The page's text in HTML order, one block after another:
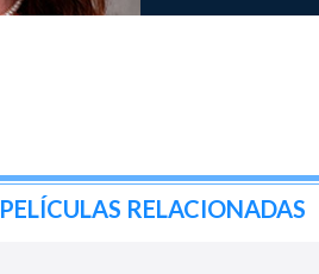
PELÍCULAS RELACIONADAS